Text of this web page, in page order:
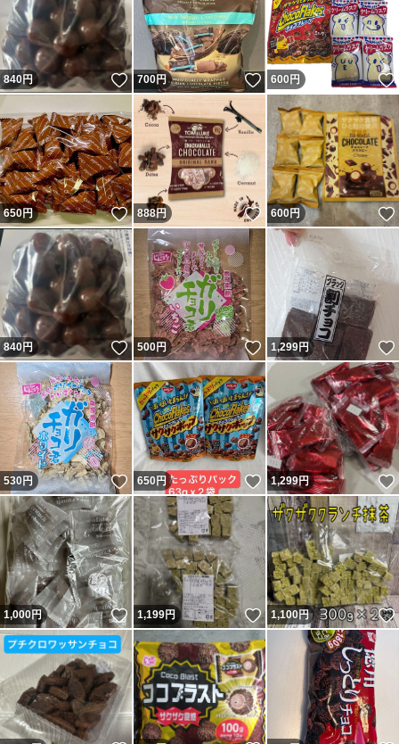
840円 いいね！
700円 いいね！
600 円
650円 いいね！
888円 いいね！
600円
840円 いいね！
500円 いいね！
1,299円
530円 いいね！
650円 いいね！
1,299円
1,000円 いいね！
1,199円 いいね！
1,100円